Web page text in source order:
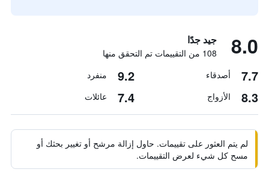
8.0 جيد جدًا
108 من التقييمات تم التحقق منها
7.7 أصدقاء 9.2 منفرد
8.3 الأزواج 7.4 عائلات
لم يتم العثور على تقييمات. حاول إزالة مرشح أو تغيير بحثك أو
مسح كل شيء لعرض التقييمات.